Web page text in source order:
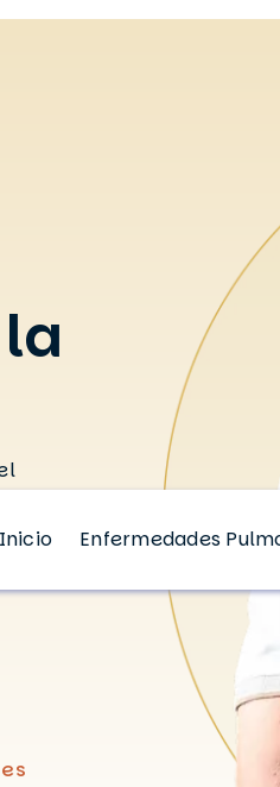
Inicio Enfermedades
de